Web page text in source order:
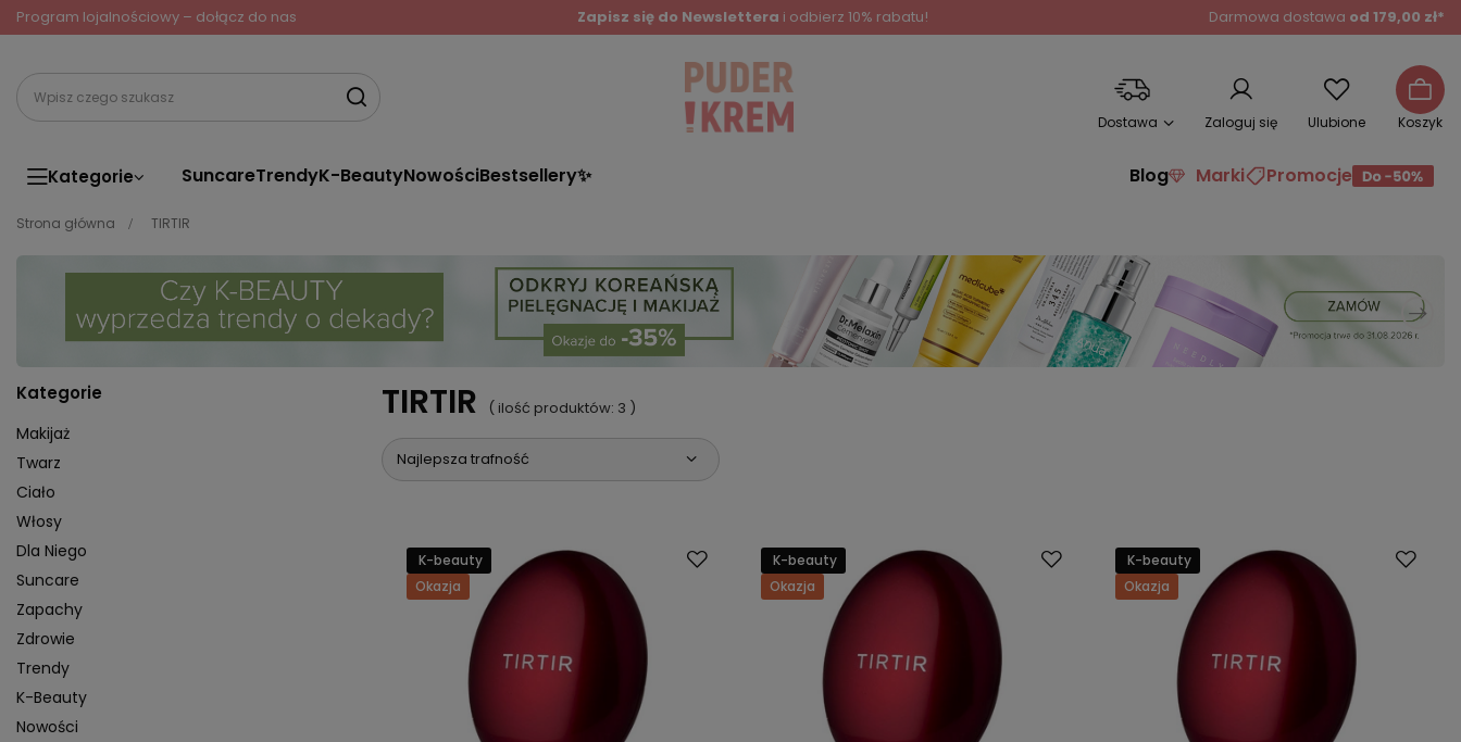
Program lojalnościowy – dołącz do nas Zapisz się do Newslettera i odbierz 10% rabatu! Darmowa dostawa od 179,00 zł*
Dostawa Zaloguj się Ulubione Koszyk
Kategorie SuncareTrendyK-BeautyNowościBestsellery✨ Blog Marki Promocje
Strona główna TIRTIR
Kategorie
Makijaż
Twarz
Ciało
Włosy
Dla Niego
Suncare
Zapachy
Zdrowie
Trendy
K-Beauty
Nowości
TIRTIR ( ilość produktów: 3 )
Najlepsza trafność
K-beauty
Okazja
K-beauty
Okazja
K-beauty
Okazja